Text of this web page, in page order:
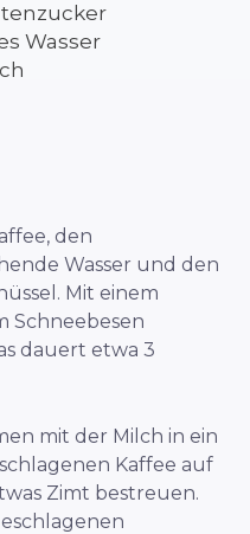
Wasser
den
Wasser und den
Mit einem
Schneebesen
dauert etwa 3
mit der Milch in ein
Kaffee auf
Zimt bestreuen.